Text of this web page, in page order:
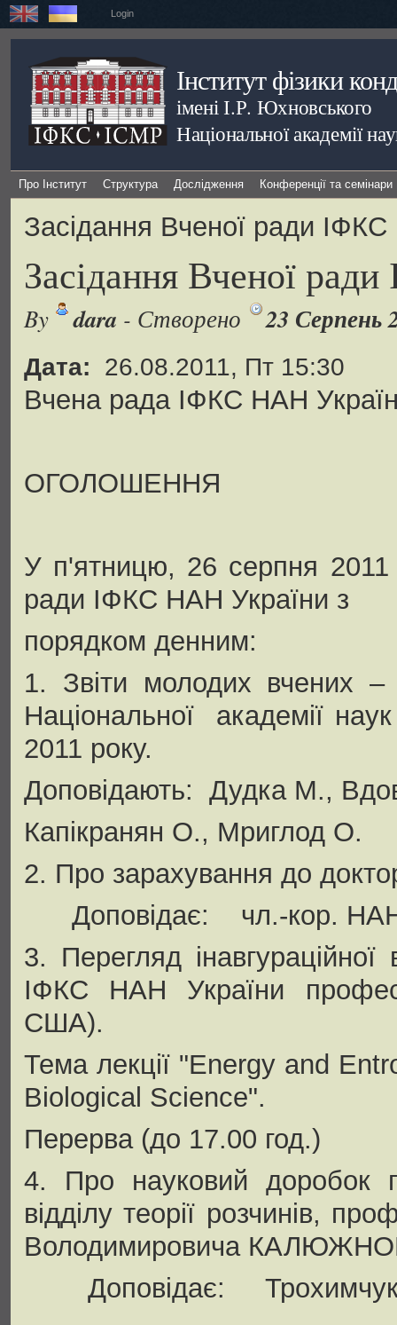
Login
Інститут фізики
імені І.Р. Юхновського
Національної академії
Про Інститут Структура Дослідження Конференції та семінари
Засідання Вченої ради
Засідання Вченої
By dara - Створено 23 Серпень
Дата: 26.08.2011, Пт 15:30
Вчена рада ІФКС НАН
ОГОЛОШЕННЯ
У п'ятницю, 26 серпня 2011
ради ІФКС НАН України з
порядком денним:
1. Звіти молодих вчених –
Національної академії
2011 року.
Доповідають: Дудка М.,
Капікранян О., Мриглод О.
2. Про зарахування до
Доповідає: чл.-кор. НАН
3. Перегляд інавгураційної
ІФКС НАН України
США).
Тема лекції "Energy and
Biological Science".
Перерва (до 17.00 год.)
4. Про науковий доробок
відділу теорії розчинів,
Володимировича
Доповідає: